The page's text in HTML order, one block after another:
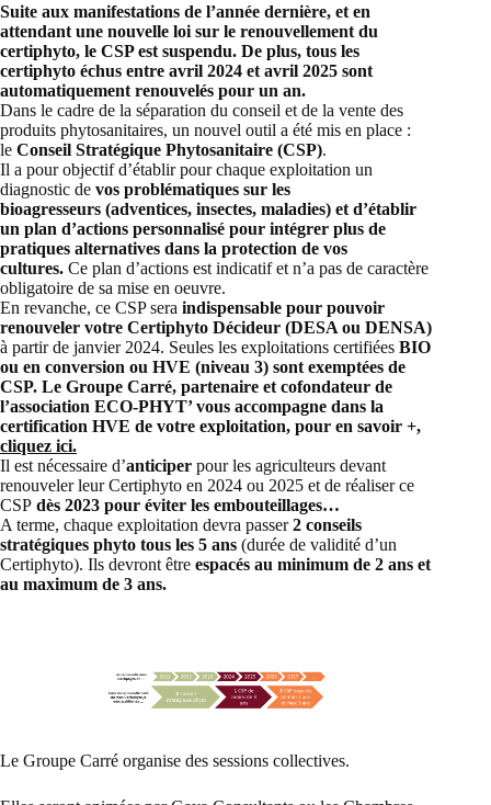
Suite aux manifestations de l’année dernière, et en
attendant une nouvelle loi sur le renouvellement du
certiphyto, le CSP est suspendu. De plus, tous les
certiphyto échus entre avril 2024 et avril 2025 sont
automatiquement renouvelés pour un an.
Dans le cadre de la séparation du conseil et de la vente des
produits phytosanitaires, un nouvel outil a été mis en place :
le Conseil Stratégique Phytosanitaire (CSP).
Il a pour objectif d’établir pour chaque exploitation un
diagnostic de vos problématiques sur les
bioagresseurs (adventices, insectes, maladies) et d’établir
un plan d’actions personnalisé pour intégrer plus de
pratiques alternatives dans la protection de vos
cultures. Ce plan d’actions est indicatif et n’a pas de caractère
obligatoire de sa mise en oeuvre.
En revanche, ce CSP sera indispensable pour pouvoir
renouveler votre Certiphyto Décideur (DESA ou DENSA)
à partir de janvier 2024. Seules les exploitations certifiées BIO
ou en conversion ou HVE (niveau 3) sont exemptées de
CSP. Le Groupe Carré, partenaire et cofondateur de
l’association ECO-PHYT’ vous accompagne dans la
certification HVE de votre exploitation, pour en savoir +,
cliquez ici.
Il est nécessaire d’anticiper pour les agriculteurs devant
renouveler leur Certiphyto en 2024 ou 2025 et de réaliser ce
CSP dès 2023 pour éviter les embouteillages…
A terme, chaque exploitation devra passer2 conseils
stratégiques phyto tous les 5 ans (durée de validité d’un
Certiphyto). Ils devront être espacés au minimum de 2 ans et
au maximum de 3 ans.
Le Groupe Carré organise des sessions collectives.